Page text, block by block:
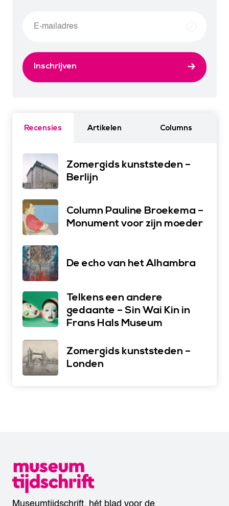
Inschrijven
Recensies Artikelen Columns
Zomergids kunststeden –
Berlijn
Column Pauline Broekema –
Monument voor zijn moeder
De echo van het Alhambra
Telkens een andere
gedaante – Sin Wai Kin in
Frans Hals Museum
Zomergids kunststeden –
Londen